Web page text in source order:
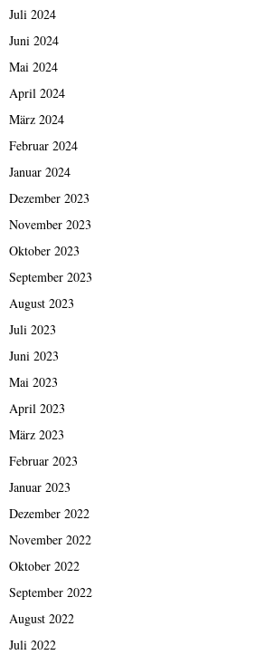
Juli 2024
Juni 2024
Mai 2024
April 2024
März 2024
Februar 2024
Januar 2024
Dezember 2023
November 2023
Oktober 2023
September 2023
August 2023
Juli 2023
Juni 2023
Mai 2023
April 2023
März 2023
Februar 2023
Januar 2023
Dezember 2022
November 2022
Oktober 2022
September 2022
August 2022
Juli 2022